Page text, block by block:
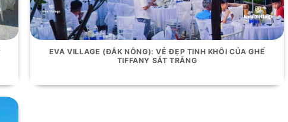
EVA VILLAGE (ĐẮK NÔNG): VẺ ĐẸP TINH KHÔI CỦA GHẾ
TIFFANY SẮT TRẮNG